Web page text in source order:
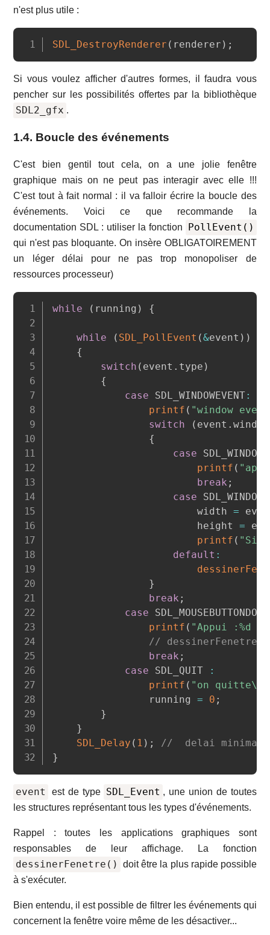
n'est plus utile :
SDL_DestroyRenderer ( renderer ) ;
Si vous voulez afficher d'autres formes, il faudra vous
pencher sur les possibilités offertes par la bibliothèque
SDL2_gfx .
1.4. Boucle des événements
C'est bien gentil tout cela, on a une jolie fenêtre
graphique mais on ne peut pas interagir avec elle !!!
C'est tout à fait normal : il va falloir écrire la boucle des
événements. Voici ce que recommande la
documentation SDL : utiliser la fonction
PollEvent()
qui n'est pas bloquante. On insère OBLIGATOIREMENT
un léger délai pour ne pas trop monopoliser de
ressources processeur)
while ( running ) {
while ( SDL_PollEvent (&event ) )
{
switch ( event . type )
{
case SDL_WINDOWEVENT:
printf ( "window
switch
( event .window
{
case
printf (
break ;
case
						width
=
						height
=
printf (
default :
}
break ;
case SDL_MOUSEBUTTONDOWN
printf ( "Appui :%d
//
break ;
case SDL_QUIT
:
printf ( "on quitte\n"
				running
= 0 ;
}
}
SDL_Delay ( 1 ) ;
//  delai minimal
}
event est de type SDL_Event , une union de toutes
les structures représentant tous les types d'événements.
Rappel : toutes les applications graphiques sont
responsables de leur affichage. La fonction
dessinerFenetre()
doit être la plus rapide possible
à s'exécuter.
Bien entendu, il est possible de filtrer les événements qui
concernent la fenêtre voire même de les désactiver...